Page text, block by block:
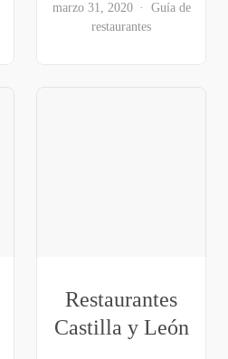
marzo 31, 2020
Guía de
restaurantes
Restaurantes
Castilla y León